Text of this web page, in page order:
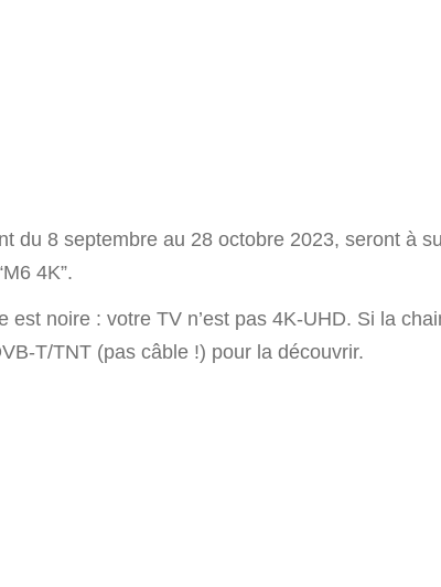
du 8 septembre au 28 octobre 2023, seront à
4K”.
est noire : votre TV n’est pas 4K-UHD. Si la
T/TNT (pas câble !) pour la découvrir.